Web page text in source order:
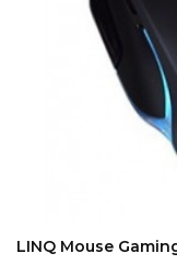
LINQ Mouse